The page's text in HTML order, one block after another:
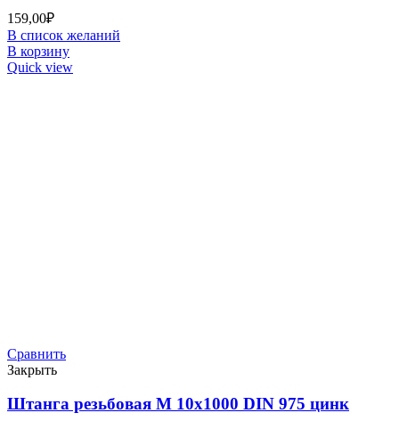
159,00₽
В список желаний
В корзину
Quick view
Сравнить
Закрыть
Штанга резьбовая М 10х1000 DIN 975 цинк